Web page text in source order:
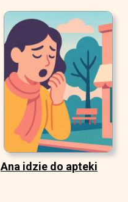
Ana idzie do apteki